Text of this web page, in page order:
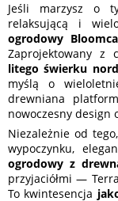
Jeśli marzysz o
relaksującą i
ogrodowy
Zaprojektowany z
litego świerku
myślą o
drewniana
nowoczesny design
Niezależnie od
wypoczynku,
ogrodowy z
przyjaciółmi —
To kwintesencja